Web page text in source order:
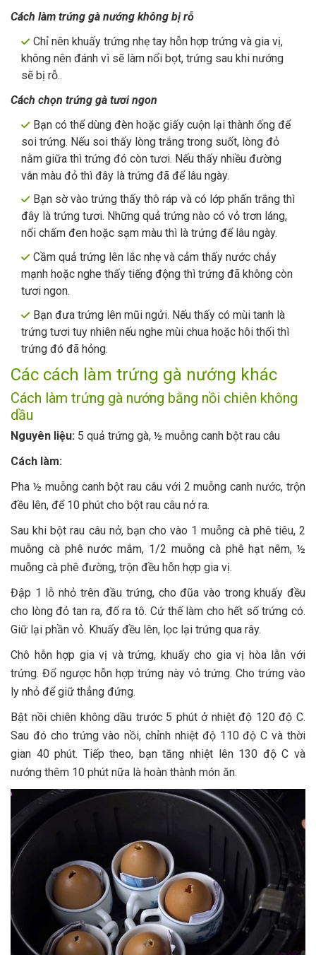
Cách làm trứng gà nướng không bị rỗ
Chỉ nên khuấy trứng nhẹ tay hỗn hợp trứng và gia vị,
không nên đánh vì sẽ làm nổi bọt, trứng sau khi nướng
sẽ bị rỗ..
Cách chọn trứng gà tươi ngon
Bạn có thể dùng đèn hoặc giấy cuộn lại thành ống để
soi trứng. Nếu soi thấy lòng trắng trong suốt, lòng đỏ
nằm giữa thì trứng đó còn tươi. Nếu thấy nhiều đường
vân màu đỏ thì đây là trứng đã để lâu ngày.
Bạn sờ vào trứng thấy thô ráp và có lớp phấn trắng thì
đây là trứng tươi. Những quả trứng nào có vỏ trơn láng,
nổi chấm đen hoặc sạm màu thì là trứng để lâu ngày.
Cầm quả trứng lên lắc nhẹ và cảm thấy nước chảy
mạnh hoặc nghe thấy tiếng động thì trứng đã không còn
tươi ngon.
Bạn đưa trứng lên mũi ngửi. Nếu thấy có mùi tanh là
trứng tươi tuy nhiên nếu nghe mùi chua hoặc hôi thối thì
trứng đó đã hỏng.
Các cách làm trứng gà nướng khác
Cách làm trứng gà nướng bằng nồi chiên không
dầu
Nguyên liệu: 5 quả trứng gà, ½ muỗng canh bột rau câu
Cách làm:
Pha ½ muỗng canh bột rau câu với 2 muỗng canh nước, trộn
đều lên, để 10 phút cho bột rau câu nở ra.
Sau khi bột rau câu nở, bạn cho vào 1 muỗng cà phê tiêu, 2
muỗng cà phê nước mắm, 1/2 muỗng cà phê hạt nêm, ½
muỗng cà phê đường, trộn đều hỗn hợp gia vị.
Đập 1 lỗ nhỏ trên đầu trứng, cho đũa vào trong khuấy đều
cho lòng đỏ tan ra, đổ ra tô. Cứ thế làm cho hết số trứng có.
Giữ lại phần vỏ. Khuấy đều lên, lọc lại trứng qua rây.
Chô hỗn hợp gia vị và trứng, khuấy cho gia vị hòa lẫn với
trứng. Đổ ngược hỗn hợp trứng này vỏ trứng. Cho trứng vào
ly nhỏ để giữ thẳng đứng.
Bật nồi chiên không dầu trước 5 phút ở nhiệt độ 120 độ C.
Sau đó cho trứng vào nồi, chỉnh nhiệt độ 110 độ C và thời
gian 40 phút. Tiếp theo, bạn tăng nhiệt lên 130 độ C và
nướng thêm 10 phút nữa là hoàn thành món ăn.